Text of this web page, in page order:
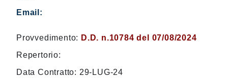
Email:
Provvedimento: D.D. n.10784 del 07/08/2024
Repertorio:
Data Contratto: 29-LUG-24